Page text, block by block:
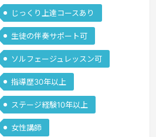
じっくり上達コースあり
生徒の伴奏サポート可
ソルフェージュレッスン可
指導歴30年以上
ステージ経験10年以上
女性講師